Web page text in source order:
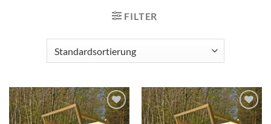
FILTER
Add to
Add to